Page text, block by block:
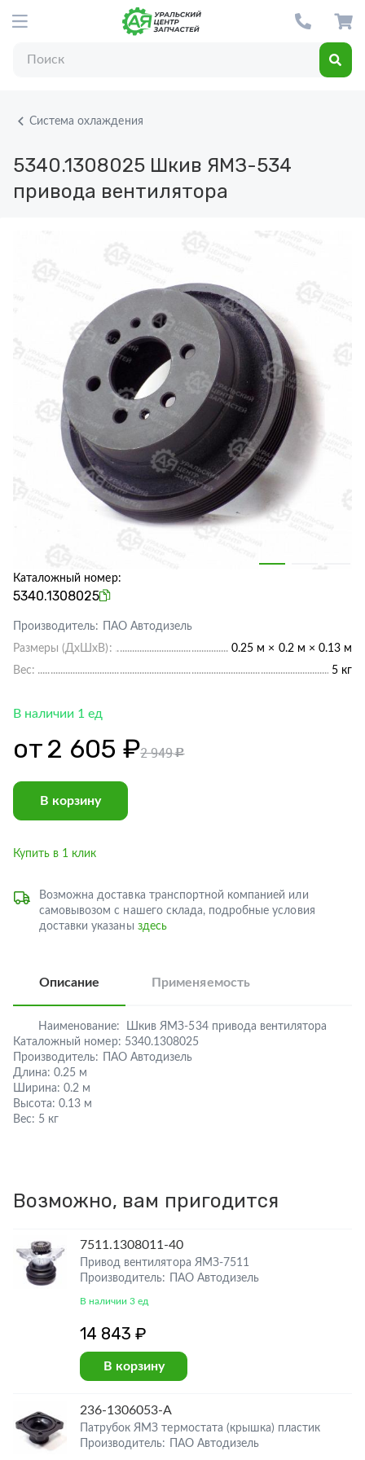
Система охлаждения
5340.1308025 Шкив ЯМЗ-534
привода вентилятора
Каталожный номер:
5340.1308025
Производитель:
ПАО Автодизель
Размеры (ДхШхВ):
0.25 м × 0.2 м × 0.13 м
Вес:
5 кг
В наличии 1 ед
от2 605 ₽2 949c
В корзину
Купить в 1 клик
Возможна доставка транспортной компанией или
самовывозом с нашего склада, подробные условия
доставки указаны здесь
Описание Применяемость
Наименование:
Шкив ЯМЗ-534 привода вентилятора
Каталожный номер: 5340.1308025
Производитель:
ПАО Автодизель
Длина: 0.25 м
Ширина: 0.2 м
Высота: 0.13 м
Вес: 5 кг
Возможно, вам пригодится
7511.1308011-40
Привод вентилятора ЯМЗ-7511
Производитель: ПАО Автодизель
В наличии 3 ед
14 843 ₽
В корзину
236-1306053-А
Патрубок ЯМЗ термостата (крышка) пластик
Производитель: ПАО Автодизель